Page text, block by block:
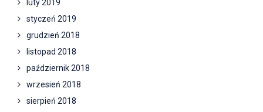
luty 2019
styczeń 2019
grudzień 2018
listopad 2018
październik 2018
wrzesień 2018
sierpień 2018